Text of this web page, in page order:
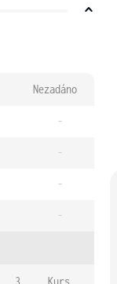
Nezadáno
-
-
-
-
3 Kurs